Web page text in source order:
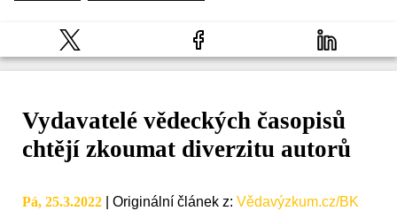
Vydavatelé vědeckých časopisů
chtějí zkoumat diverzitu autorů
Pá, 25.3.2022 Originální článek z: Vědavýzkum.cz/BK